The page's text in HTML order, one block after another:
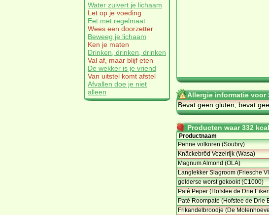
Water zuivert je lichaam
Let op je voeding
Eet met regelmaat
Wees een doorzetter
Beweeg je lichaam
Ken je maten
Drinken, drinken, drinken
Val af, maar blijf eten
De wekker is je vriend
Van uitstel komt afstel
Afvallen doe je niet
alleen
Allergie informatie voor
Bevat geen gluten, bevat
Producten waar 332
Productnaam
Penne volkoren (Soubry)
Knäckebröd Vezelrijk (Wasa)
Magnum Almond (OLA)
Langlekker Slagroom (Friesche
gelderse worst gekookt (C1000)
Paté Peper (Hofstee de Drie
Paté Roompate (Hofstee de Drie
Frikandelbroodje (De